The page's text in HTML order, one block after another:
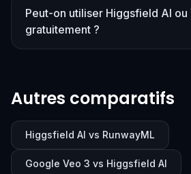
Peut-on utiliser Higgsfield AI ou
gratuitement ?
Autres comparatifs
Higgsfield AI vs RunwayML
Google Veo 3 vs Higgsfield AI